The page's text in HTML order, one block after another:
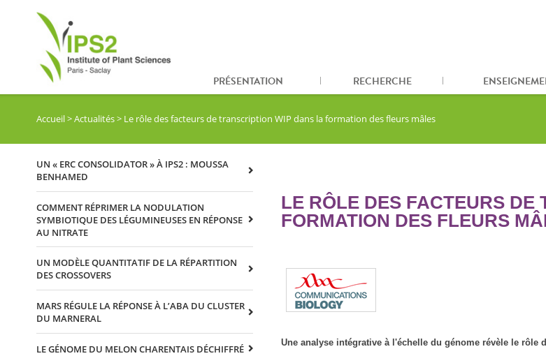
PRÉSENTATION RECHERCHE
Accueil>Actualités> Le rôle des facteurs de transcription WIP dans la formation des fleurs mâles
LE RÔLE DES FACTEURS DE
FORMATION DES FLEURS
Une analyse intégrative à l'échelle du génome révèle le
UN « ERC CONSOLIDATOR » À IPS2 : MOUSSA
BENHAMED
COMMENT RÉPRIMER LA NODULATION
SYMBIOTIQUE DES LÉGUMINEUSES EN RÉPONSE
AU NITRATE
UN MODÈLE QUANTITATIF DE LA RÉPARTITION
DES CROSSOVERS
MARS RÉGULE LA RÉPONSE À L’ABA DU CLUSTER
DU MARNERAL
LE GÉNOME DU MELON CHARENTAIS DÉCHIFFRÉ